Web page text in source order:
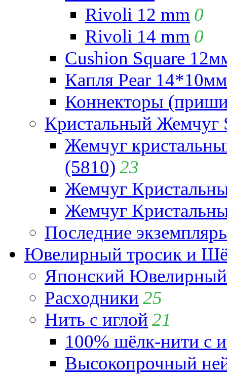
Rivoli 12 mm 0
Rivoli 14 mm 0
Cushion Square
Капля Pear
Коннекторы
Кристальный Жемчуг
Жемчуг
(5810) 23
Жемчуг
Жемчуг
Последние
Ювелирный тросик и
Японский
Расходники 25
Нить с иглой 21
100% шёлк-нити с
Высокопрочный